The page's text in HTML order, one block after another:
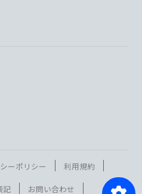
ーポリシー
利用規約
記
お問い合わせ